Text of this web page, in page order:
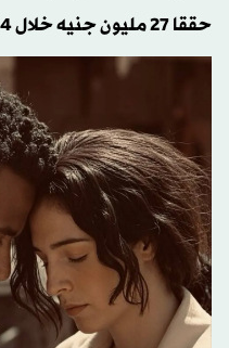
حققا 27 مليون جنيه خلال 4 أيام